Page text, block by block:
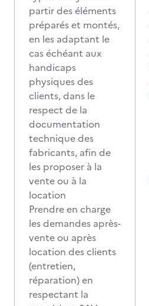
partir des éléments
préparés et montés,
en les adaptant le
cas échéant aux
handicaps
physiques des
clients, dans le
respect de la
documentation
technique des
fabricants, afin de
les proposer à la
vente ou à la
location
Prendre en charge
les demandes après-
vente ou après
location des clients
(entretien,
réparation) en
respectant la